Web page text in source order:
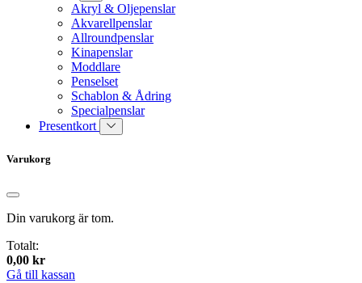
Akryl & Oljepenslar
Akvarellpenslar
Allroundpenslar
Kinapenslar
Moddlare
Penselset
Schablon & Ådring
Specialpenslar
Presentkort
Varukorg
Din varukorg är tom.
Totalt:
0,00 kr
Gå till kassan